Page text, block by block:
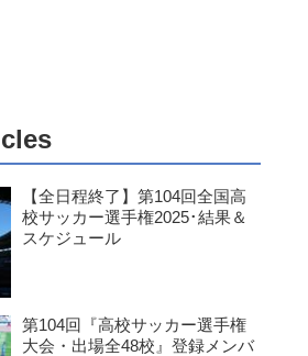
【全日程終了】第104回全国高
校サッカー選手権2025･結果＆
スケジュール
第104回『高校サッカー選手権
大会・出場全48校』登録メンバ